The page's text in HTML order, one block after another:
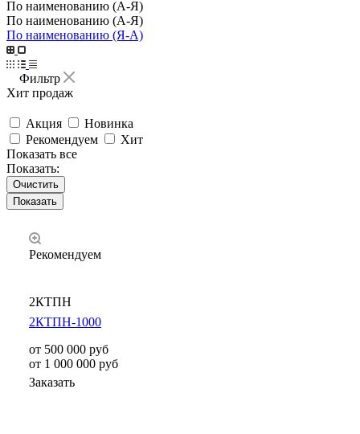
По наименованию (А-Я)
По наименованию (А-Я)
По наименованию (Я-А)
Фильтр
Хит продаж
Акция
Новинка
Рекомендуем
Хит
Показать все
Показать:
Очистить
Рекомендуем
2КТПН
2КТПН-1000
от 500 000 руб
от 1 000 000 руб
Заказать